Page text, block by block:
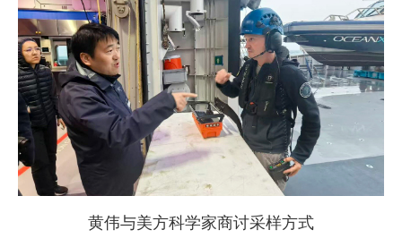
黄伟与美方科学家商讨采样方式